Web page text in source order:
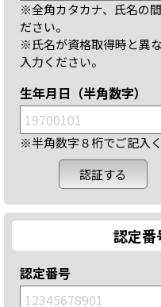
※全角カタカナ、氏名の
ださい。
※氏名が資格取得時と異
入力ください。
生年月日（半角数字）
※半角数字８桁でご記入く
認定番
認定番号